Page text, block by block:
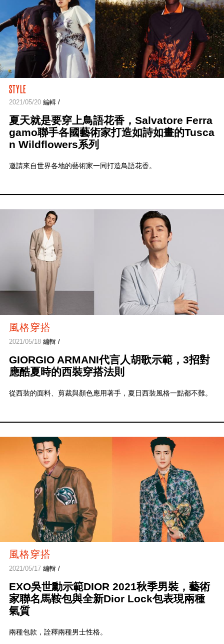
STYLE
2021/05/20編輯 /
夏天就是要穿上鳥語花香，Salvatore Ferra
gamo聯手各國藝術家打造如詩如畫的Tusca
n Wildflowers系列
邀請來自世界各地的藝術家一同打造鳥語花香。
風格穿搭
2021/05/18編輯 /
GIORGIO ARMANI代言人胡歌示範，3招對
應酷夏時的西裝穿搭法則
從西裝的面料、剪裁與顏色應用著手，夏日西裝風格一點都不難。
風格穿搭
2021/05/17編輯 /
EXO吳世勳示範DIOR 2021秋季男裝，藝術
家聯名馬鞍包與全新Dior Lock包表現兩種
氣質
兩種包款，詮釋兩種男士性格。